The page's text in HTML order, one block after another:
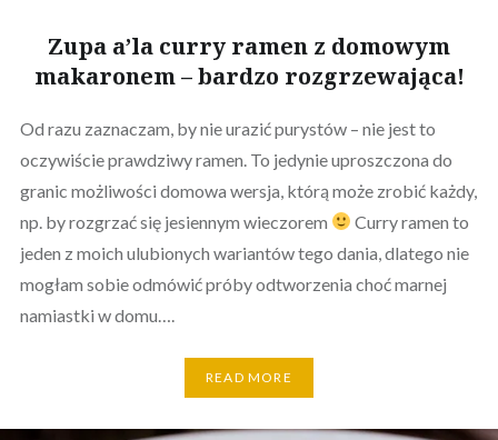
Zupa a’la curry ramen z domowym
makaronem – bardzo rozgrzewająca!
Od razu zaznaczam, by nie urazić purystów – nie jest to
oczywiście prawdziwy ramen. To jedynie uproszczona do
granic możliwości domowa wersja, którą może zrobić każdy,
np. by rozgrzać się jesiennym wieczorem
Curry ramen to
jeden z moich ulubionych wariantów tego dania, dlatego nie
mogłam sobie odmówić próby odtworzenia choć marnej
namiastki w domu….
READ MORE